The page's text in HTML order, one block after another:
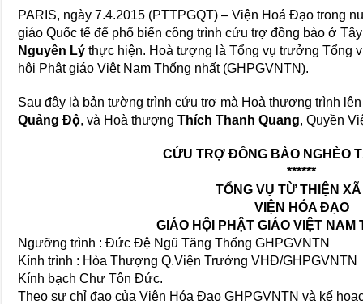
PARIS, ngày 7.4.2015 (PTTPGQT) – Viện Hoá Đạo trong
giáo Quốc tế để phổ biến công trình cứu trợ đồng bào ở
Nguyên Lý thực hiện. Hoà tượng là Tổng vụ trưởng Tổng
hội Phật giáo Việt Nam Thống nhất (GHPGVNTN).
Sau đây là bản tường trình cứu trợ mà Hoà thượng trình
Quảng Độ, và Hoà thượngThích Thanh Quang, Quyền
CỨU TRỢ ĐỒNG BÀO NGHÈO
******
TỔNG VỤ TỪ THIỆN
VIỆN HÓA ĐẠO
GIÁO HỘI PHẬT GIÁO VIỆT NAM
Ngưỡng trình : Đức Đệ Ngũ Tăng Thống GHPGVNTN
Kính trình : Hòa Thượng Q.Viện Trưởng VHĐ/GHPGVNTN
Kính bạch Chư Tôn Đức.
Theo sự chỉ đạo của Viện Hóa Đạo GHPGVNTN và kế